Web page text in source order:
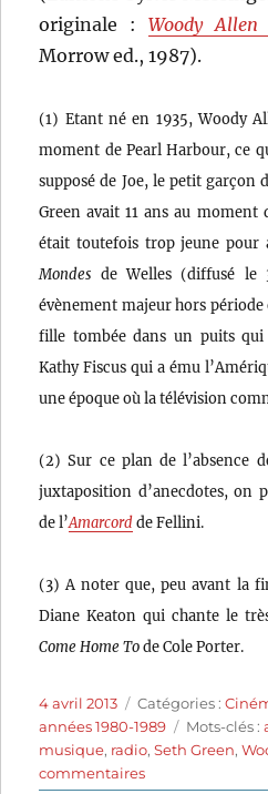
originale :Woody
Morrow ed., 1987).
(1) Etant né en 1935, Woody
moment de Pearl Harbour, ce
supposé de Joe, le petit garçon
Green avait 11 ans au
était toutefois trop jeune pour
Mondes de Welles (diffusé le
évènement majeur hors
fille tombée dans un puits qui
Kathy Fiscus qui a ému
une époque où la télévision
(2) Sur ce plan de l’absence
juxtaposition d’anecdotes, on
de l’Amarcordde Fellini.
(3) A noter que, peu avant la
Diane Keaton qui chante le
Come Home Tode Cole Porter.
Publié
le
4 avril 2013 Catégories
Catégories :
années 1980-1989
Étiquettes
Mots-clés :
musique, radio,Seth Green,
commentairessur